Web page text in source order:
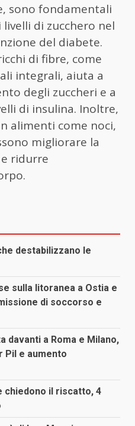
sono fondamentali
di zucchero nel
del diabete.
di fibre, come
integrali, aiuta a
degli zuccheri e a
di insulina. Inoltre,
alimenti come noci,
migliorare la
ridurre
destabilizzano le
sulla litoranea a Ostia e
di soccorso e
davanti a Roma e Milano,
Pil e aumento
chiedono il riscatto, 4